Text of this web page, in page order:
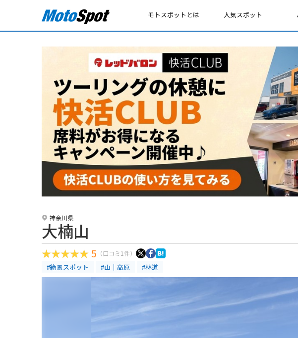
モトスポットとは 人気スポット
神奈川県
大楠山
5 （口コミ1件）
#絶景スポット #山｜高原 #林道